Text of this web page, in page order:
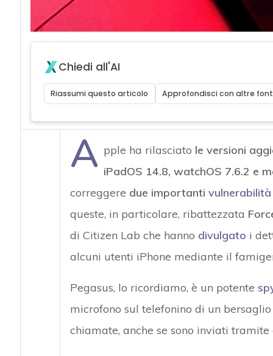
Chiedi all'AI
Riassumi questo articolo Approfondisci con altre
A pple ha rilasciato le versioni
iPadOS 14.8, watchOS 7.6.2 e
correggere due importanti
queste, in particolare, ribattezzata
di Citizen Lab che hanno divulgato i
alcuni utenti iPhone mediante il
Pegasus, lo ricordiamo, è un potente
microfono sul telefonino di un
chiamate, anche se sono inviati